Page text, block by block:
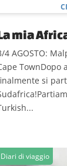
mia
4 AGOSTO:
si
Diari di viaggio